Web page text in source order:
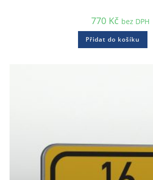
770 Kč bez DPH
Přidat do košíku